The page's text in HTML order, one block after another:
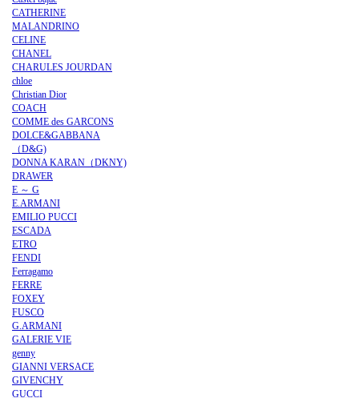
CATHERINE
MALANDRINO
CELINE
CHANEL
CHARULES JOURDAN
chloe
Christian Dior
COACH
COMME des GARCONS
DOLCE&GABBANA
（D&G)
DONNA KARAN（DKNY)
DRAWER
E ～ G
E.ARMANI
EMILIO PUCCI
ESCADA
ETRO
FENDI
Ferragamo
FERRE
FOXEY
FUSCO
G.ARMANI
GALERIE VIE
genny
GIANNI VERSACE
GIVENCHY
GUCCI